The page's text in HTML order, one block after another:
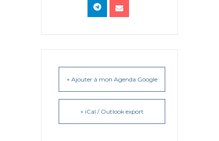
+ Ajouter à mon Agenda Google
+ iCal / Outlook export